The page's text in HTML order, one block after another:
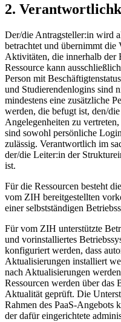
2.
Der/die Antragsteller:in wird
betrachtet und übernimmt
Aktivitäten, die innerhalb der
Ressource kann
Person mit
und Studierendenlogins sind
mindestens eine zusätzliche
werden, die befugt ist, den/
Angelegenheiten zu
sind sowohl persönliche
zulässig. Verantwortlich im
der/die Leiter:in der
ist.
Für die Ressourcen besteht
vom ZIH bereitgestellten
einer selbstständigen
Für vom ZIH unterstützte
und vorinstalliertes
konfiguriert werden, dass
Aktualisierungen installiert
nach Aktualisierungen
Ressourcen werden über das
Aktualität geprüft. Die
Rahmen des PaaS-Angebots
der dafür eingerichtete